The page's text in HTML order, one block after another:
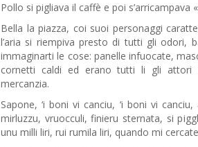
Pollo si pigliava il caffè e poi s’arricampava
Bella la piazza, coi suoi personaggi
l’aria si riempiva presto di tutti gli odori,
immaginarti le cose: panelle infuocate,
cornetti caldi ed erano tutti li gli attori
mercanzia.
Sapone, ‘i boni vi canciu, ‘i boni vi
mirluzzu, vruocculi, finieru sternata, si
unu milli liri, rui rumila liri, quando mi